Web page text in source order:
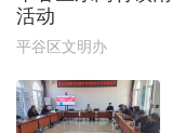
活动
平谷区文明办